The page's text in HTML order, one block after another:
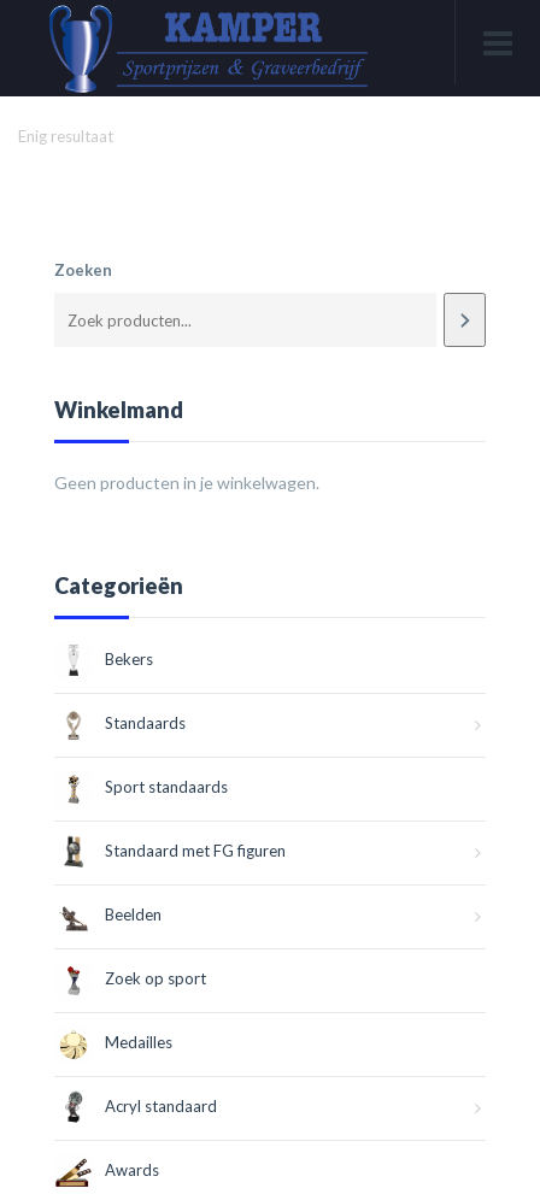
Enig resultaat
Zoeken
Winkelmand
Geen producten in je winkelwagen.
Categorieën
Bekers
Standaards
Sport standaards
Standaard met FG figuren
Beelden
Zoek op sport
Medailles
Acryl standaard
Awards